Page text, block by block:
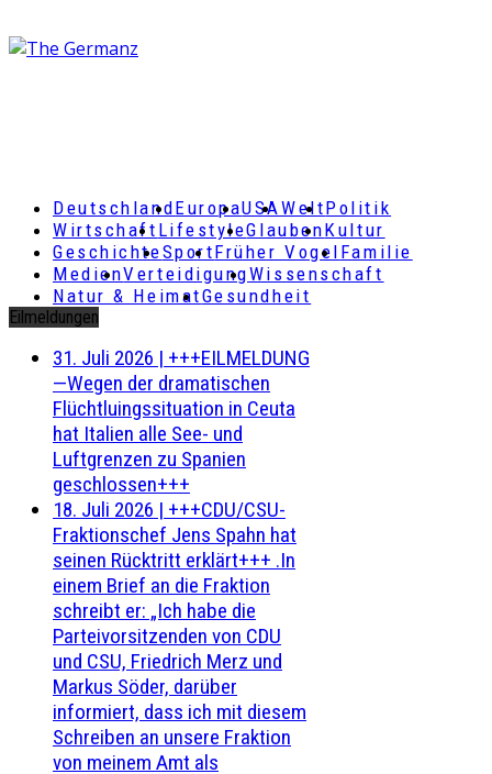
DeutschlandEuropaUSAWeltPolitik
Wirtschaft LifestyleGlaubenKultur
GeschichteSportFrüher Vogel Familie
MedienVerteidigungWissenschaft
Natur & HeimatGesundheit
Eilmeldungen
31. Juli 2026 | +++EILMELDUNG
—Wegen der dramatischen
Flüchtluingssituation in Ceuta
hat Italien alle See- und
Luftgrenzen zu Spanien
geschlossen+++
18. Juli 2026 | +++CDU/CSU-
Fraktionschef Jens Spahn hat
seinen Rücktritt erklärt+++ .In
einem Brief an die Fraktion
schreibt er: „Ich habe die
Parteivorsitzenden von CDU
und CSU, Friedrich Merz und
Markus Söder, darüber
informiert, dass ich mit diesem
Schreiben an unsere Fraktion
von meinem Amt als